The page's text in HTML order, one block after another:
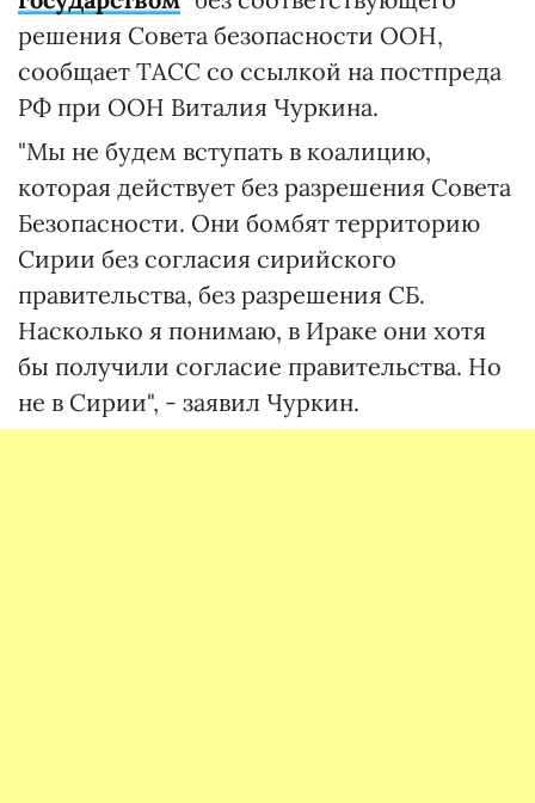
решения Совета безопасности ООН,
сообщает ТАСС со ссылкой на постпреда
РФ при ООН Виталия Чуркина.
"Мы не будем вступать в коалицию,
которая действует без разрешения Совета
Безопасности. Они бомбят территорию
Сирии без согласия сирийского
правительства, без разрешения СБ.
Насколько я понимаю, в Ираке они хотя
бы получили согласие правительства. Но
не в Сирии", - заявил Чуркин.